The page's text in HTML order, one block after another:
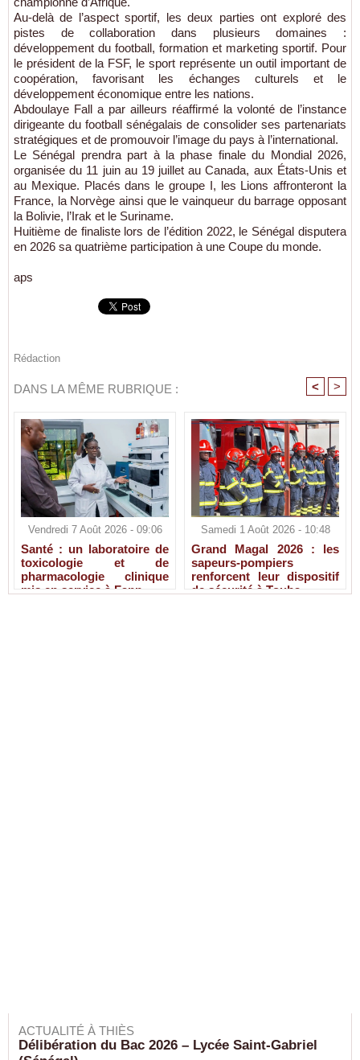
Au-delà de l’aspect sportif, les deux parties ont exploré des
pistes de collaboration dans plusieurs domaines :
développement du football, formation et marketing sportif. Pour
le président de la FSF, le sport représente un outil important de
coopération, favorisant les échanges culturels et le
développement économique entre les nations.
Abdoulaye Fall a par ailleurs réaffirmé la volonté de l’instance
dirigeante du football sénégalais de consolider ses partenariats
stratégiques et de promouvoir l’image du pays à l’international.
Le Sénégal prendra part à la phase finale du Mondial 2026,
organisée du 11 juin au 19 juillet au Canada, aux États-Unis et
au Mexique. Placés dans le groupe I, les Lions affronteront la
France, la Norvège ainsi que le vainqueur du barrage opposant
la Bolivie, l’Irak et le Suriname.
Huitième de finaliste lors de l’édition 2022, le Sénégal disputera
en 2026 sa quatrième participation à une Coupe du monde.
aps
Rédaction
DANS LA MÊME RUBRIQUE : < >
Vendredi 7 Août 2026 - 09:06
Santé : un laboratoire de
toxicologie et de
pharmacologie clinique
mis en service à Fann
Samedi 1 Août 2026 - 10:48
Grand Magal 2026 : les
sapeurs-pompiers
renforcent leur dispositif
de sécurité à Touba
ACTUALITÉ À THIÈS
Délibération du Bac 2026 – Lycée Saint-Gabriel